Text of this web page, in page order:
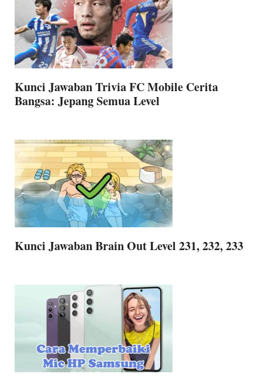
Kunci Jawaban Trivia FC Mobile Cerita
Bangsa: Jepang Semua Level
Kunci Jawaban Brain Out Level 231, 232, 233